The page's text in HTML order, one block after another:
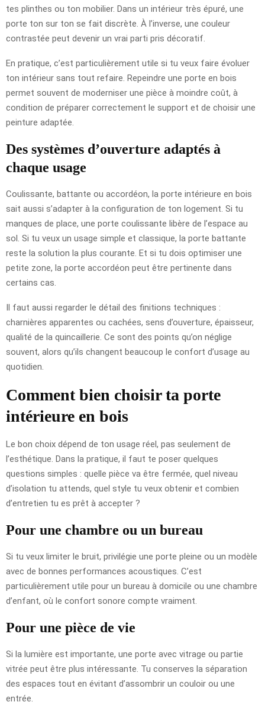
tes plinthes ou ton mobilier. Dans un intérieur très épuré, une
porte ton sur ton se fait discrète. À l’inverse, une couleur
contrastée peut devenir un vrai parti pris décoratif.
En pratique, c’est particulièrement utile si tu veux faire évoluer
ton intérieur sans tout refaire. Repeindre une porte en bois
permet souvent de moderniser une pièce à moindre coût, à
condition de préparer correctement le support et de choisir une
peinture adaptée.
Des systèmes d’ouverture adaptés à
chaque usage
Coulissante, battante ou accordéon, la porte intérieure en bois
sait aussi s’adapter à la configuration de ton logement. Si tu
manques de place, une porte coulissante libère de l’espace au
sol. Si tu veux un usage simple et classique, la porte battante
reste la solution la plus courante. Et si tu dois optimiser une
petite zone, la porte accordéon peut être pertinente dans
certains cas.
Il faut aussi regarder le détail des finitions techniques :
charnières apparentes ou cachées, sens d’ouverture, épaisseur,
qualité de la quincaillerie. Ce sont des points qu’on néglige
souvent, alors qu’ils changent beaucoup le confort d’usage au
quotidien.
Comment bien choisir ta porte
intérieure en bois
Le bon choix dépend de ton usage réel, pas seulement de
l’esthétique. Dans la pratique, il faut te poser quelques
questions simples : quelle pièce va être fermée, quel niveau
d’isolation tu attends, quel style tu veux obtenir et combien
d’entretien tu es prêt à accepter ?
Pour une chambre ou un bureau
Si tu veux limiter le bruit, privilégie une porte pleine ou un modèle
avec de bonnes performances acoustiques. C’est
particulièrement utile pour un bureau à domicile ou une chambre
d’enfant, où le confort sonore compte vraiment.
Pour une pièce de vie
Si la lumière est importante, une porte avec vitrage ou partie
vitrée peut être plus intéressante. Tu conserves la séparation
des espaces tout en évitant d’assombrir un couloir ou une
entrée.